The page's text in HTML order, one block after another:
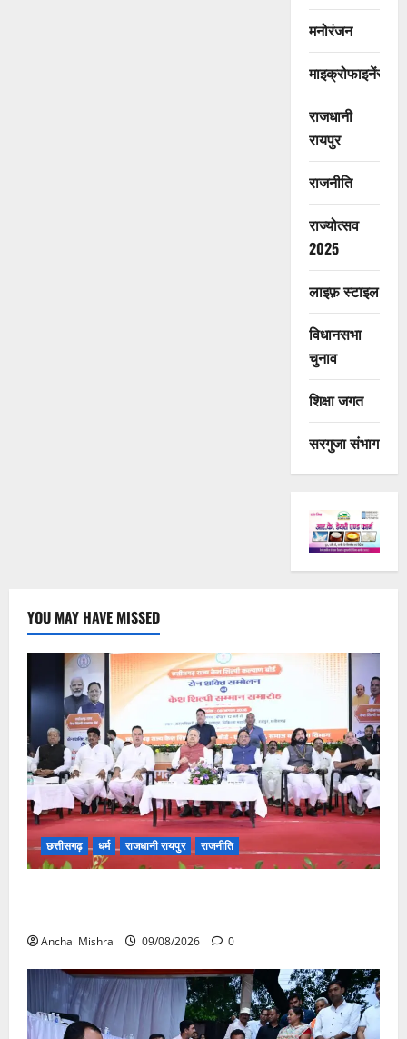
मनोरंजन
माइक्रोफाइनेंस
राजधानी
रायपुर
राजनीति
राज्योत्सव
2025
लाइफ़ स्टाइल
विधानसभा
चुनाव
शिक्षा जगत
सरगुजा संभाग
YOU MAY HAVE MISSED
छत्तीसगढ़ धर्म राजधानी रायपुर राजनीति
Anchal Mishra 09/08/2026 0